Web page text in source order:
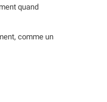
quand
comme un